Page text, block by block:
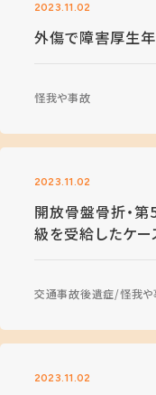
2023.11.02
外傷で障害厚生
怪我や事故
2023.11.02
開放骨盤骨折・
級を受給したケー
交通事故後遺症 怪我
2023.11.02